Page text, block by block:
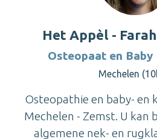
Het Appèl -
Osteopaat en
Mechelen
Osteopathie en baby- en
Mechelen - Zemst. U kan
algemene nek- en